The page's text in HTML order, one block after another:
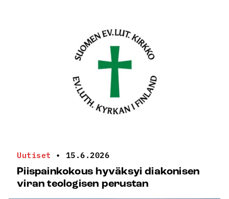
Uutiset • 15.6.2026
Piispainkokous hyväksyi diakonisen
viran teologisen perustan